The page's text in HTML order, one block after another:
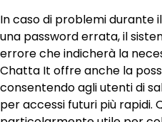
In caso di problemi durante
una password errata, il
errore che indicherà la
Chatta It offre anche la
consentendo agli utenti di
per accessi futuri più rapidi.